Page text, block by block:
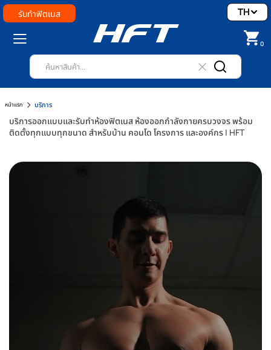
รับทำฟิตเนส
0
TH
หน้าแรก บริการ
บริการออกแบบและรับทำห้องฟิตเนส ห้องออกกำลังกายครบวงจร พร้อม
ติดตั้งทุกแบบทุกขนาด สำหรับบ้าน คอนโด โครงการ และองค์กร | HFT